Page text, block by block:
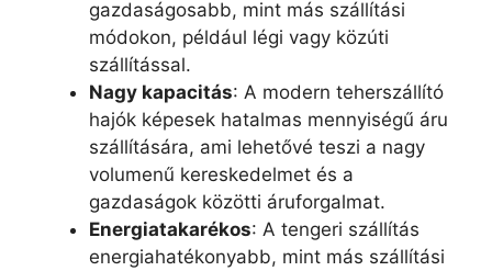
gazdaságosabb, mint más szállítási
módokon, például légi vagy közúti
szállítással.
Nagy kapacitás: A modern teherszállító
hajók képesek hatalmas mennyiségű áru
szállítására, ami lehetővé teszi a nagy
volumenű kereskedelmet és a
gazdaságok közötti áruforgalmat.
Energiatakarékos: A tengeri szállítás
energiahatékonyabb, mint más szállítási